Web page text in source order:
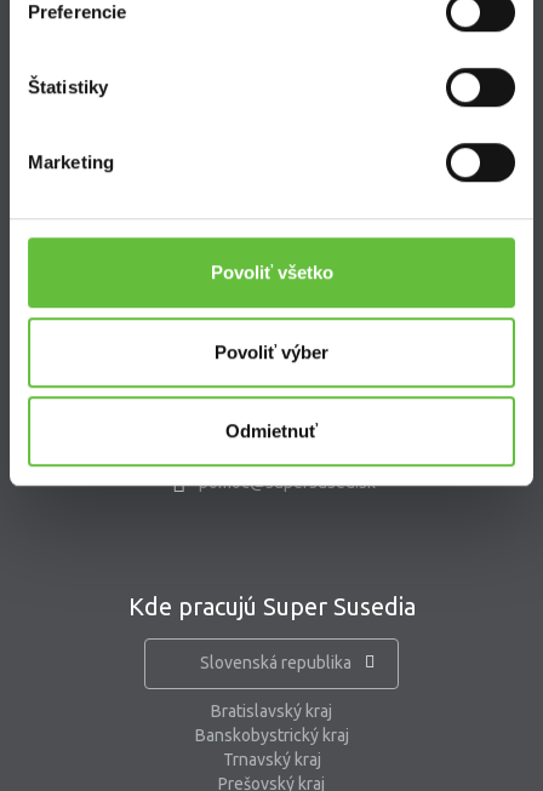
Preferencie
Štatistiky
Marketing
Povoliť všetko
Povoliť výber
Odmietnuť
Nastavenie súborov cookies
pomoc@supersused.sk
Kde pracujú Super Susedia
Slovenská republika
Bratislavský kraj
Banskobystrický kraj
Trnavský kraj
Prešovský kraj